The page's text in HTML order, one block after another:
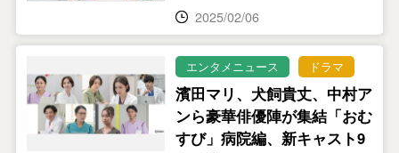
2025/02/06
エンタメニュース ドラマ
濱田マリ、犬飼貴丈、中村ア
ンら豪華俳優陣が集結「おむ
すび」病院編、新キャスト9